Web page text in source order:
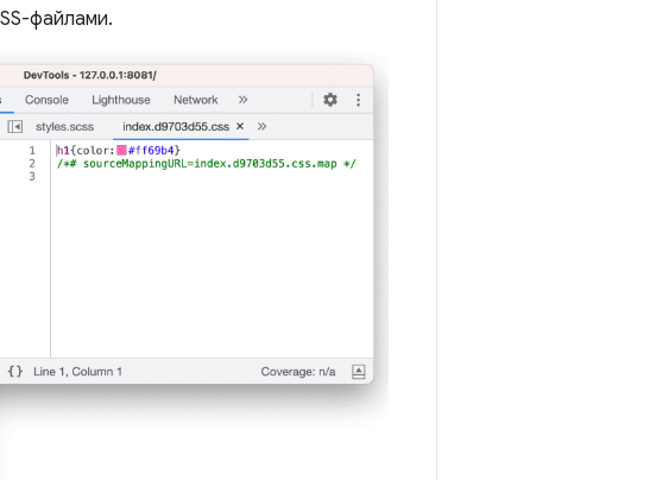
файлами.